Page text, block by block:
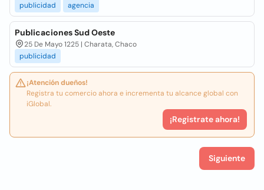
publicidad
agencia
Publicaciones Sud Oeste
25 De Mayo 1225 | Charata, Chaco
publicidad
¡Atención dueños!
Registra tu comercio ahora e incrementa tu alcance global con
iGlobal.
¡Registrate ahora!
Siguiente